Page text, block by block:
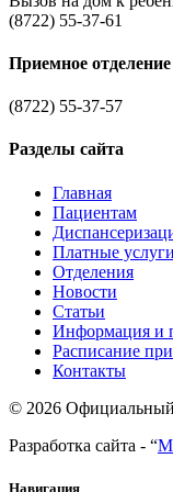
(8722) 55-37-61
Приемное отделение
(8722) 55-37-57
Разделы сайта
Главная
Пациентам
Платные услуги
Отделения
Новости
Статьи
Информация и
Расписание
Контакты
© 2026 Официальный
Разработка сайта - “
Навигация